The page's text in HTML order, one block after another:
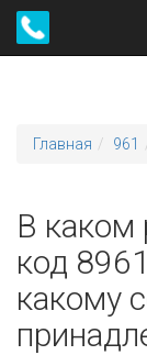
Главная 961
В каком
код
какому